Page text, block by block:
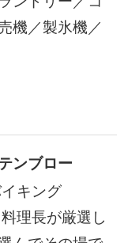
機／製氷機／
ンブロー
キング
理長が厳選し